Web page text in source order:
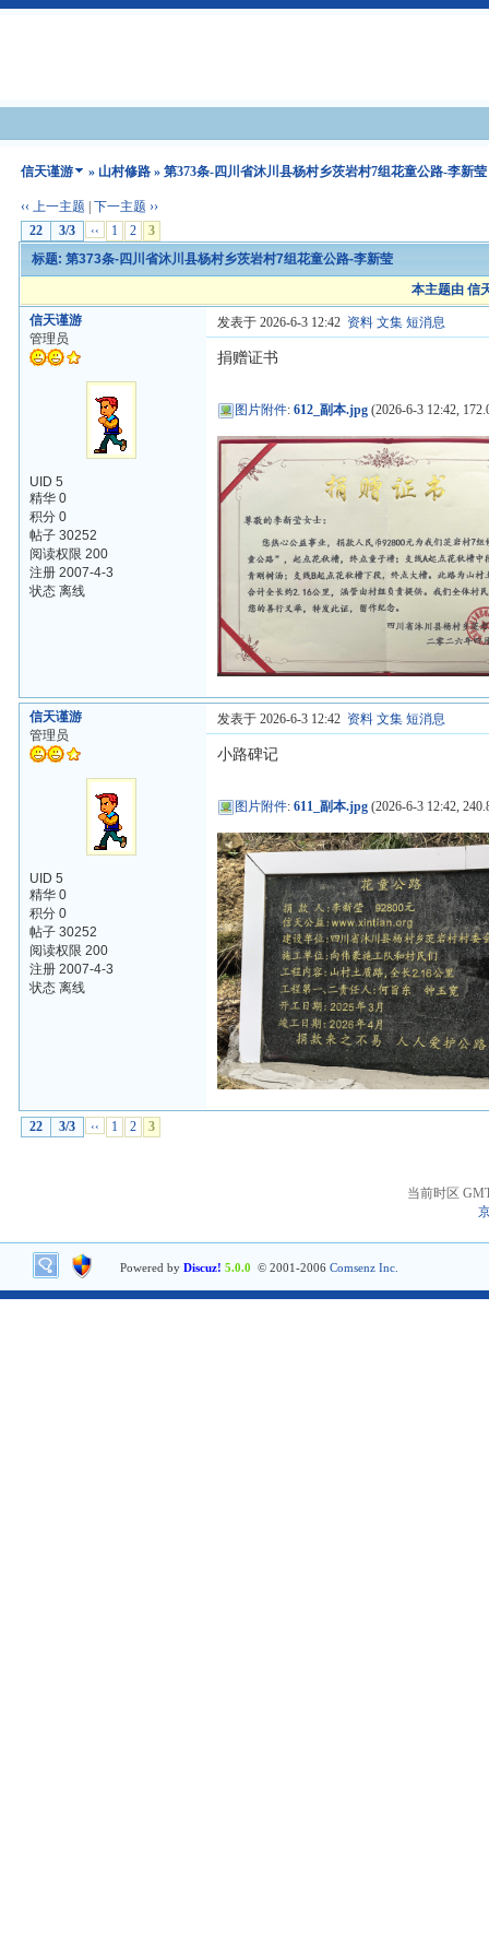
信天谨游 » 山村修路 » 第373条-四川省沐川县杨村乡茨岩村7组花童公路-李新莹
‹‹ 上一主题 |下一主题 ››
22
3/3 ‹‹ 1 2
3
标题: 第373条-四川省沐川县杨村乡茨岩村7组花童公路-李新莹
本主题由 信
信天谨游
管理员
UID 5
精华 0
积分 0
帖子 30252
阅读权限 200
注册 2007-4-3
状态 离线
发表于 2026-6-3 12:42 资料 文集 短消息
捐赠证书
图片附件:612_副本.jpg (2026-6-3 12:42,
信天谨游
管理员
UID 5
精华 0
积分 0
帖子 30252
阅读权限 200
注册 2007-4-3
状态 离线
发表于 2026-6-3 12:42 资料 文集 短消息
小路碑记
图片附件:611_副本.jpg (2026-6-3 12:42,
22 3/3 ‹‹ 1 2 3
当前时区
Powered by Discuz! 5.0.0 © 2001-2006 Comsenz Inc.